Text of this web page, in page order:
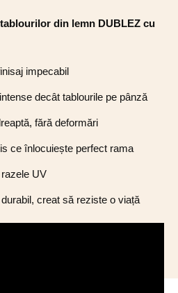
din lemn DUBLEZ cu
impecabil
decât tablourile pe pânză
fără deformări
ce înlocuiește perfect rama
UV
creat să reziste o viață